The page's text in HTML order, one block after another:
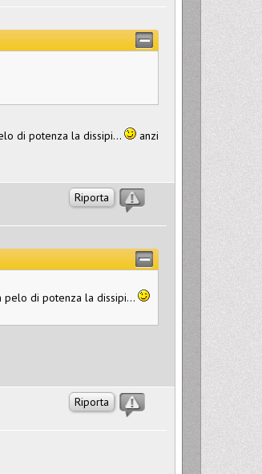
di potenza la dissipi...
anzi
Riporta
pelo di potenza la dissipi...
Riporta